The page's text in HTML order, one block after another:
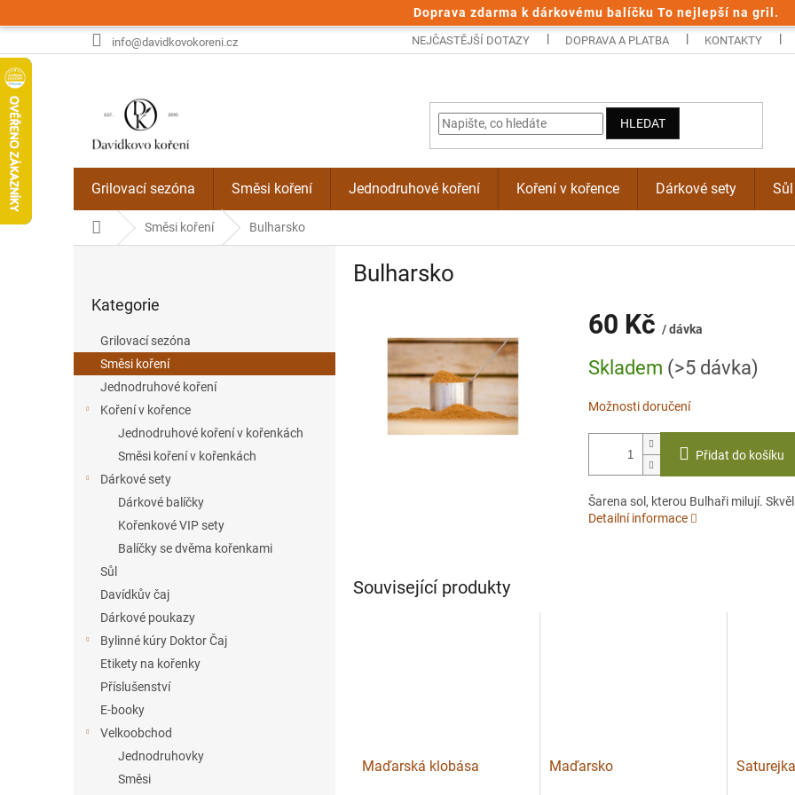
Doprava zdarma k dárkovému balíčku To nejlepší na gril.
na
info@davidkovokoreni.cz NEJČASTĚJŠÍ DOTAZY DOPRAVA A PLATBA KONTAKTY
HLEDAT
Grilovací sezóna Směsi koření Jednodruhové koření Koření v kořence Dárkové sety Sůl
Domů Směsi koření Bulharsko
a
n
kategorie
Kategorie
Grilovací sezóna
Směsi koření
Jednodruhové koření
Koření v kořence
Jednodruhové koření v kořenkách
Směsi koření v kořenkách
Dárkové sety
Dárkové balíčky
Kořenkové VIP sety
Balíčky se dvěma kořenkami
Sůl
Davídkův čaj
Dárkové poukazy
Bylinné kúry Doktor Čaj
Etikety na kořenky
Příslušenství
E-booky
Velkoobchod
Jednodruhovky
Směsi
Bulharsko
60 Kč / dávka
cena:
Skladem (>5 dávka)
Možnosti doručení
Přidat do košíku
Šarena sol, kterou Bulhaři milují.
Detailní informace
Související produkty
Maďarská klobása Maďarsko Saturejka